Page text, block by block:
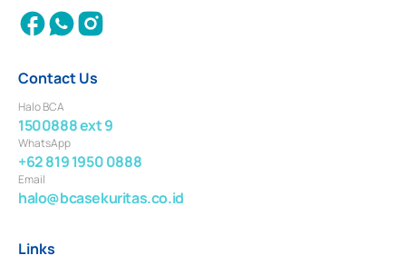
Contact Us
Halo BCA
1500888 ext 9
WhatsApp
+62 819 1950 0888
Email
halo@bcasekuritas.co.id
Links